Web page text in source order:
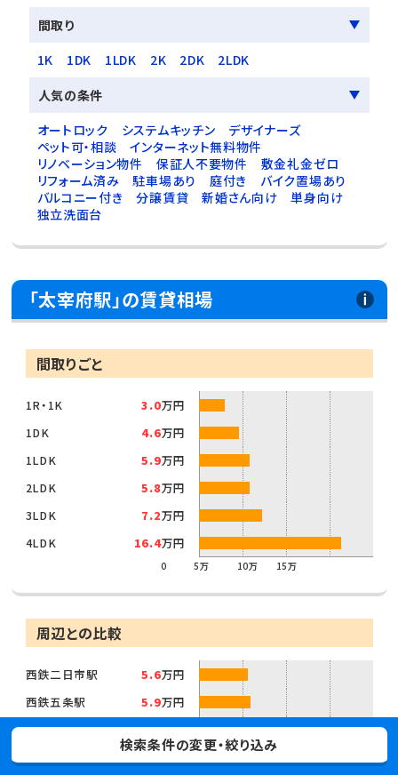
間取り
1K
1DK 1LDK 2K 2DK
2LDK
人気の条件
オートロック
システムキッチン
デザイナーズ
ペット可・相談
インターネット無料物件
リノベーション物件
保証人不要物件
敷金礼金ゼロ
リフォーム済み
駐車場あり 庭付き
バイク置場あり
バルコニー付き
分譲賃貸 新婚さん向け
単身向け
独立洗面台
「太宰府駅」の賃貸相場
間取りごと
1R・1K 3.0万円
1DK
4.6万円
1LDK
5.9万円
2LDK
5.8万円
3LDK
7.2万円
4LDK
16.4万円
0 5万 10万 15万
周辺との比較
西鉄二日市駅 5.6万円
西鉄五条駅
5.9万円
太宰府駅
4.4万円
0 5万 10万 15万
検索条件の変更・絞り込み